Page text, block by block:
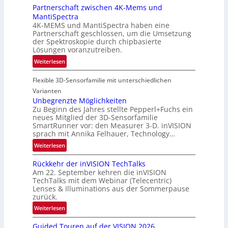
n
L
u
f
t
-
u
a
u
m
f
a
h
r
t
t
e
c
h
A
-
R
e
g
i
o
n
Partnerschaft zwischen 4K-Mems und
MantiSpectra
4K-MEMS und MantiSpectra haben eine
Partnerschaft geschlossen, um die Umsetzung
der Spektroskopie durch chipbasierte
Lösungen voranzutreiben.
Weiterlesen:
P
a
t
n
e
r
s
c
h
a
f
t
i
s
Flexible 3D-Sensorfamilie mit unterschiedlichen
Varianten
Unbegrenzte Möglichkeiten
Zu Beginn des Jahres stellte Pepperl+Fuchs ein
neues Mitglied der 3D-Sensorfamilie
SmartRunner vor: den Measurer 3-D. inVISION
sprach mit Annika Felhauer, Technology…
Weiterlesen:
U
n
b
e
g
r
e
Rückkehr der inVISION TechTalks
Am 22. September kehren die inVISION
TechTalks mit dem Webinar (Telecentric)
Lenses & Illuminations aus der Sommerpause
zurück.
Weiterlesen:
R